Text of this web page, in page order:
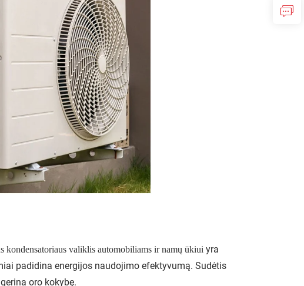
kondensatoriaus valiklis automobiliams ir namų ūkiui yra
padidina energijos naudojimo efektyvumą. Sudėtis
oro kokybę.